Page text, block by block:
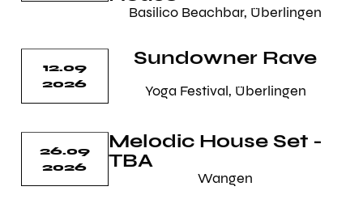
Basilico Beachbar, Überlingen
12.09
2026
Sundowner Rave
Yoga Festival, Überlingen
26.09
2026
Melodic House Set -
TBA
Wangen